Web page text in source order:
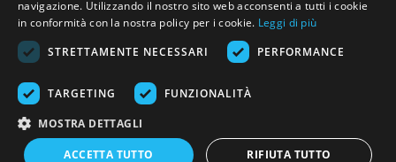
Trasparenza e sicurezza
Area Clienti
R.G. Sound di Rosini Guido
- Tel. e Fax (+39) 0577.716097 - Partita IVA IT01002570529 REA SI-
113696
navigazione. Utilizzando il nostro sito web acconsenti a tutti i cookie
in conformità con la nostra policy per i cookie. Leggi di più
STRETTAMENTE NECESSARI
PERFORMANCE
TARGETING FUNZIONALITÀ
MOSTRA DETTAGLI
ACCETTA TUTTO RIFIUTA TUTTO